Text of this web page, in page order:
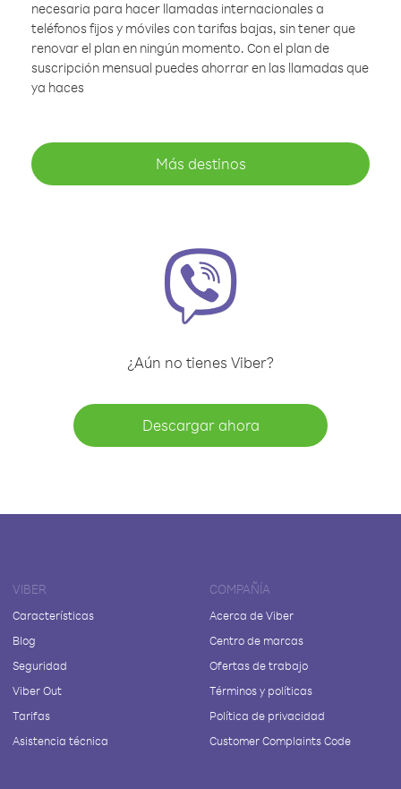
necesaria para hacer llamadas internacionales a
teléfonos fijos y móviles con tarifas bajas, sin tener que
renovar el plan en ningún momento. Con el plan de
suscripción mensual puedes ahorrar en las llamadas que
ya haces
Más destinos
¿Aún no tienes Viber?
Descargar ahora
VIBER
Características
Blog
Seguridad
Viber Out
Tarifas
Asistencia técnica
COMPAÑÍA
Acerca de Viber
Centro de marcas
Ofertas de trabajo
Términos y políticas
Política de privacidad
Customer Complaints Code